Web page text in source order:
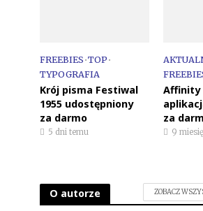
FREEBIES •TOP •
TYPOGRAFIA
Krój pisma Festiwal
1955 udostępniony
za darmo
5 dni temu
Affinity
za
9
O autorze ZOBACZ